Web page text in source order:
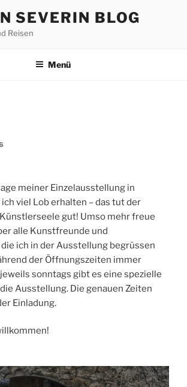
SEVERIN BLOG
Reisen
Menü
meiner Einzelausstellung in
viel Lob erhalten – das tut der
gut! Umso mehr freue
alle Kunstfreunde und
ich in der Ausstellung begrüssen
der Öffnungszeiten immer
sonntags gibt es eine spezielle
Ausstellung. Die genauen Zeiten
Einladung.